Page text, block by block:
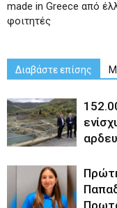
made in Greece από
φοιτητές
Διαβάστε επίσης